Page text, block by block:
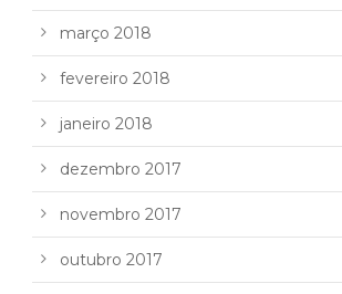
março 2018
fevereiro 2018
janeiro 2018
dezembro 2017
novembro 2017
outubro 2017